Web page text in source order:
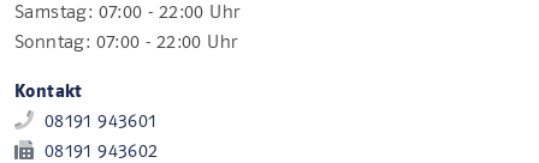
Samstag: 07:00 - 22:00 Uhr
Sonntag: 07:00 - 22:00 Uhr
Kontakt
08191 943601
08191 943602